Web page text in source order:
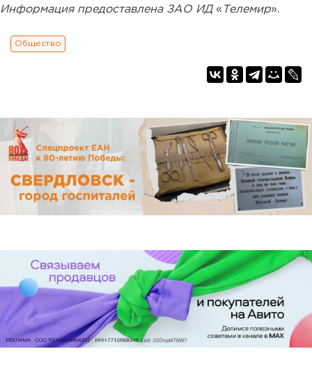
Информация предоставлена ЗАО ИД « Телемир».
Общество